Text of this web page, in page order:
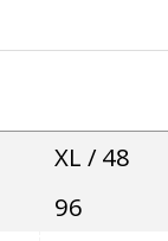
XL / 48
96